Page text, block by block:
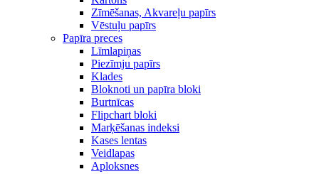
Zīmēšanas, Akvareļu papīrs
Vēstuļu papīrs
Papīra preces
Līmlapiņas
Piezīmju papīrs
Klades
Bloknoti un papīra bloki
Burtnīcas
Flipchart bloki
Marķēšanas indeksi
Kases lentas
Veidlapas
Aploksnes